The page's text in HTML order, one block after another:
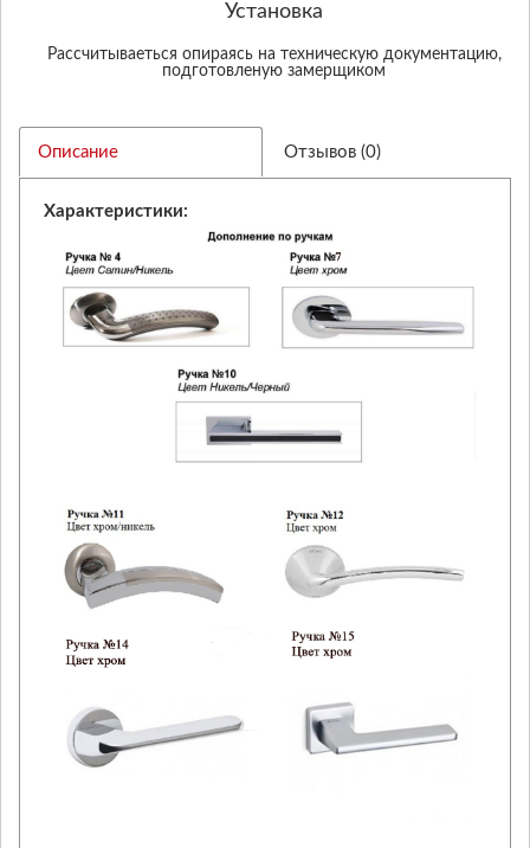
Установка
Рассчитываеться опираясь на техническую документацию,
подготовленую замерщиком
Описание Отзывов (0)
Характеристики: